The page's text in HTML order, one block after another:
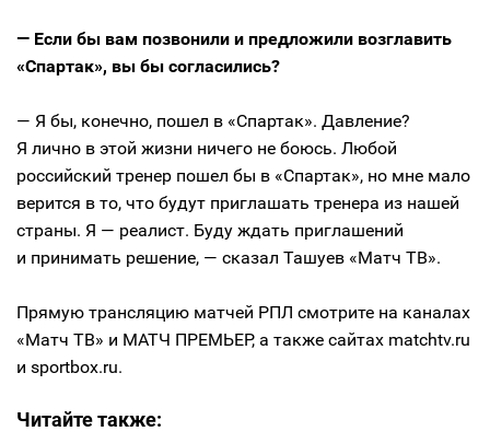
— Если бы вам позвонили и предложили возглавить
«Спартак», вы бы согласились?
— Я бы, конечно, пошел в «Спартак». Давление?
Я лично в этой жизни ничего не боюсь. Любой
российский тренер пошел бы в «Спартак», но мне мало
верится в то, что будут приглашать тренера из нашей
страны. Я — реалист. Буду ждать приглашений
и принимать решение, — сказал Ташуев «Матч ТВ».
Прямую трансляцию матчей РПЛ смотрите на каналах
«Матч ТВ» и МАТЧ ПРЕМЬЕР, а также сайтах matchtv.ru
и sportbox.ru.
Читайте также: